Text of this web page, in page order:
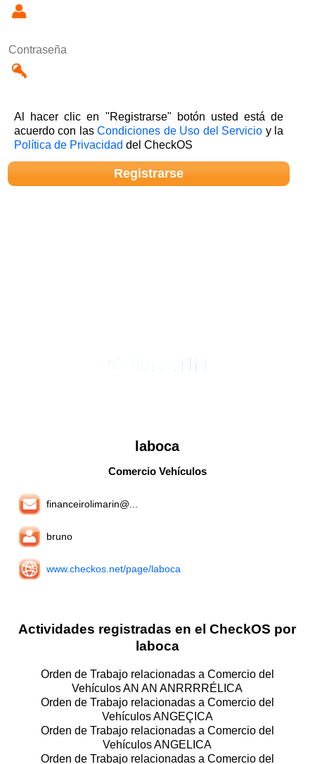
Contraseña
Al hacer clic en "Registrarse" botón usted está de
acuerdo con lasCondiciones de Uso del Servicio y la
Política de Privacidad del CheckOS
laboca
Comercio Vehículos
financeirolimarin@...
bruno
www.checkos.net/page/laboca
Actividades registradas en el CheckOS por
laboca
Orden de Trabajo relacionadas a Comercio del
Vehículos AN AN ANRRRRÉLICA
Orden de Trabajo relacionadas a Comercio del
Vehículos ANGEÇICA
Orden de Trabajo relacionadas a Comercio del
Vehículos ANGELICA
Orden de Trabajo relacionadas a Comercio del